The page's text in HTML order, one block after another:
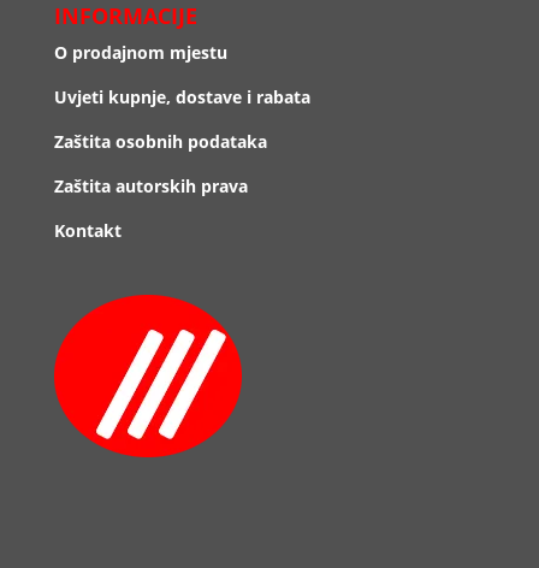
INFORMACIJE
O prodajnom mjestu
Uvjeti kupnje, dostave i rabata
Zaštita osobnih podataka
Zaštita autorskih prava
Kontakt